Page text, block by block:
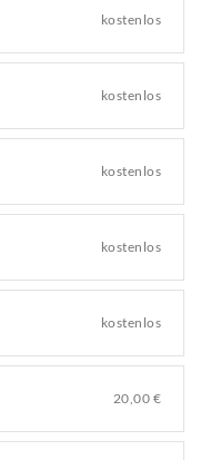
kostenlos
kostenlos
kostenlos
kostenlos
kostenlos
20,00 €